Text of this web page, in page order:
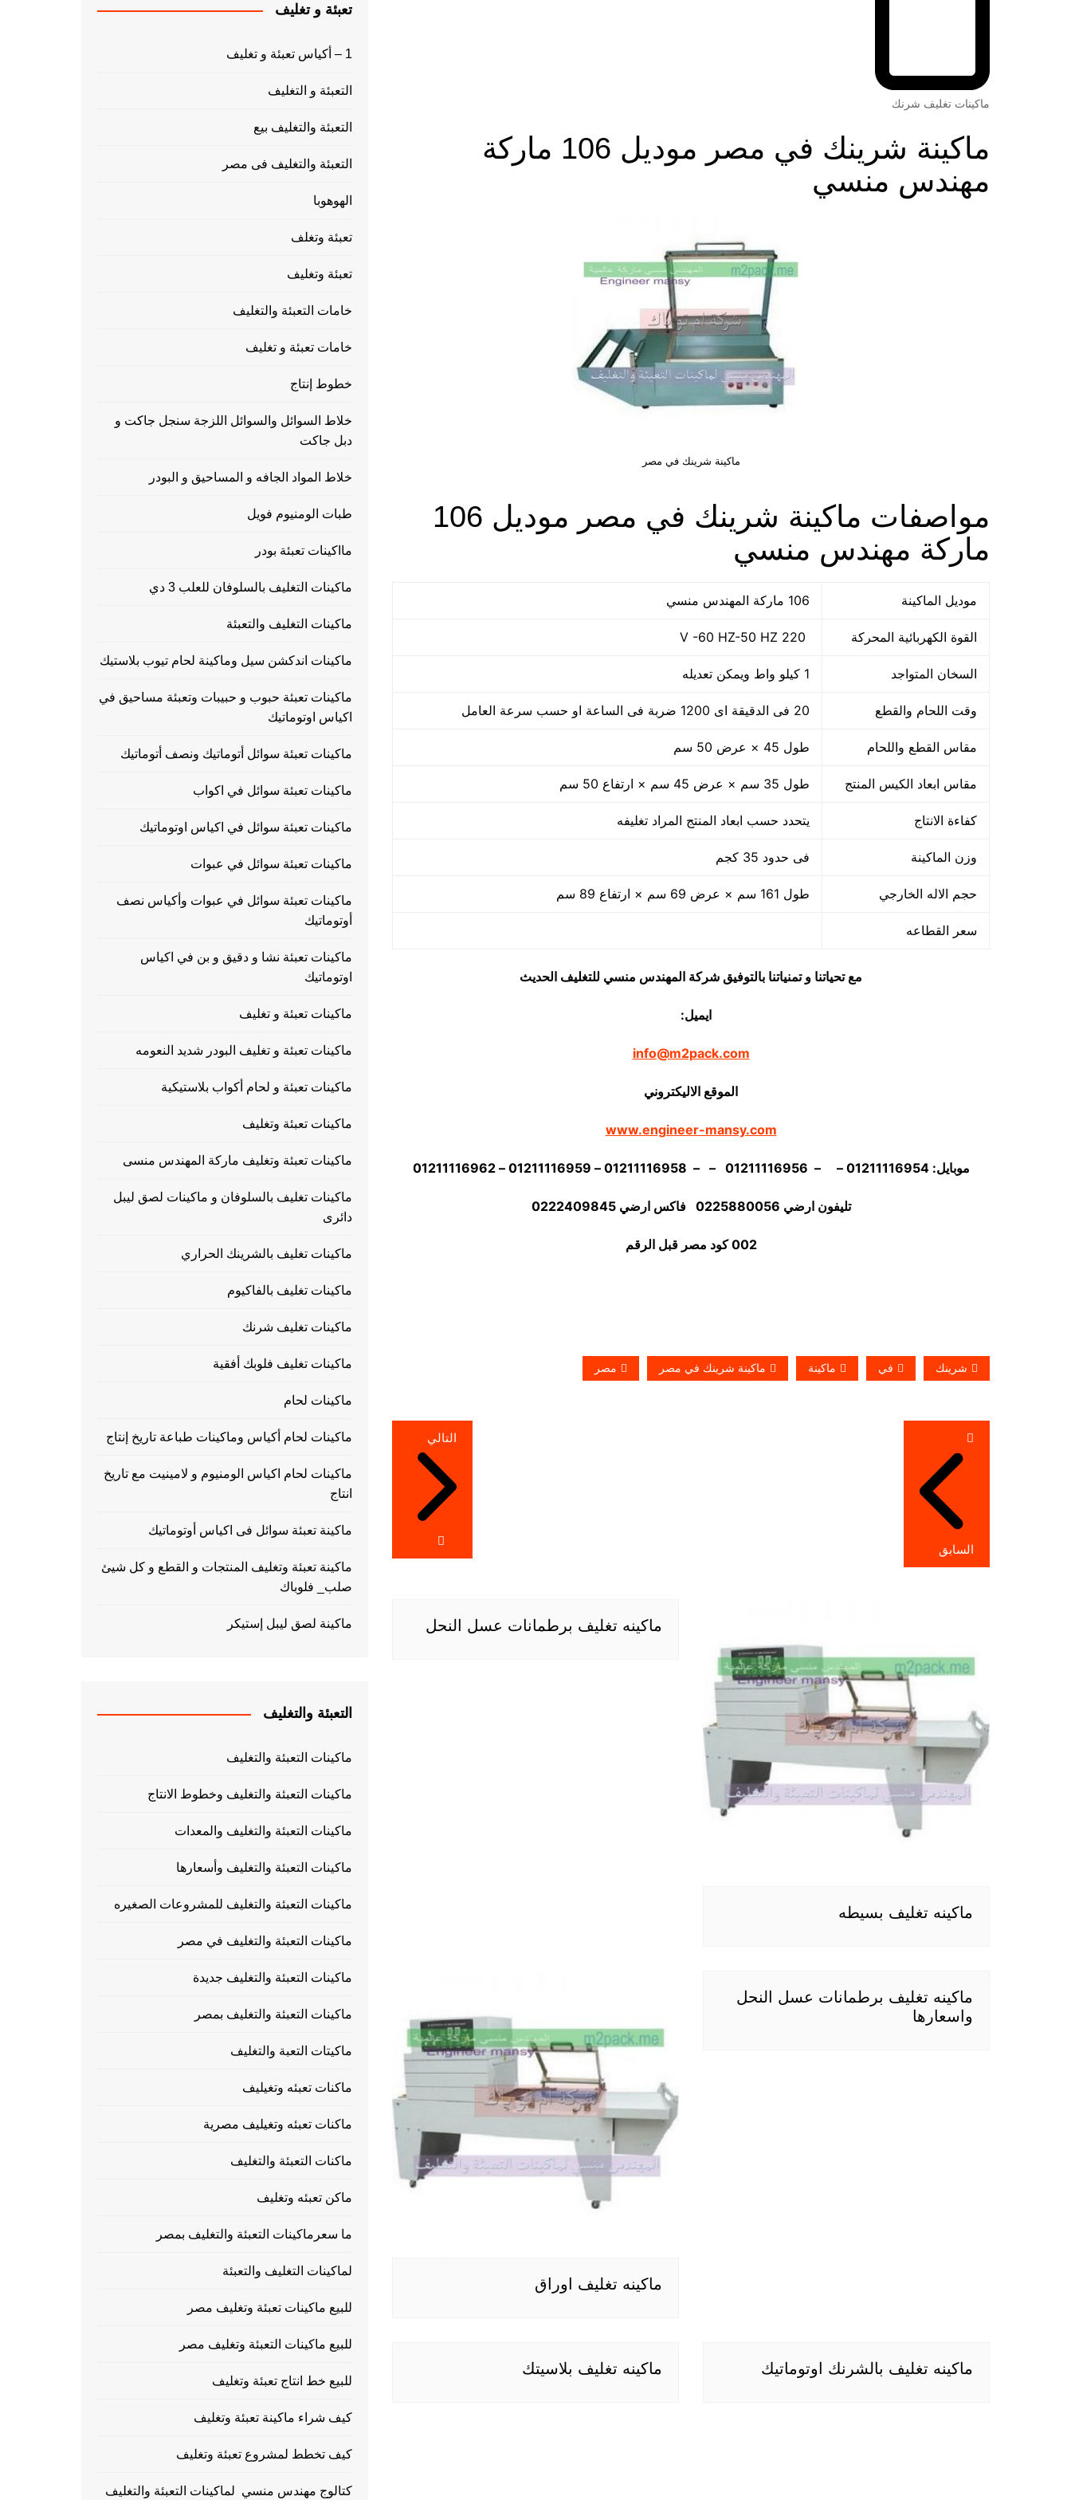
ماكينات تغليف شرنك
ماكينة شرينك في مصر موديل 106 ماركة
مهندس منسي
ماكينة شرينك في مصر
مواصفات ماكينة شرينك في مصر موديل 106
ماركة مهندس منسي
موديل الماكينة 106 ماركة المهندس منسي
القوة الكهربائية المحركة
السخان المتواجد 1 كيلو واط ويمكن تعديله
وقت اللحام والقطع 20 فى الدقيقة اى 1200 ضربة فى الساعة او حسب سرعة العامل
مقاس القطع واللحام طول 45 × عرض 50 سم
مقاس ابعاد الكيس المنتج طول 35 سم × عرض 45 سم × ارتفاع 50 سم
كفاءة الانتاج يتحدد حسب ابعاد المنتج المراد تغليفه
وزن الماكينة فى حدود 35 كجم
حجم الاله الخارجي طول 161 سم × عرض 69 سم × ارتفاع 89 سم
سعر القطاعه
مع تحياتنا و تمنياتنا بالتوفيق شركة المهندس منسي للتغليف الحديث
ايميل:
info@m2pack.com
الموقع الاليكتروني
www.engineer-mansy.com
موبايل: 01211116954 – – 01211116956 – – 01211116958 – 01211116959 – 01211116962
تليفون ارضي 0225880056 فاكس ارضي 0222409845
002 كود مصر قبل الرقم
شرينك في ماكينة ماكينة شرينك في مصر مصر
تصفّح
المقالات
السابق
التالي
ماكينه تغليف بسيطه
ماكينه تغليف برطمانات عسل النحل
ماكينه تغليف برطمانات عسل النحل
واسعارها
ماكينه تغليف اوراق
ماكينه تغليف بالشرنك اوتوماتيك ماكينه تغليف بلاسيتك
تعبئة و تغليف
1 – أكياس تعبئة و تغليف
التعبئة و التغليف
التعبئة والتغليف بيع
التعبئة والتغليف فى مصر
الهوهوبا
تعبئة وتغلف
تعبئة وتغليف
خامات التعبئة والتغليف
خامات تعبئة و تغليف
خطوط إنتاج
خلاط السوائل والسوائل اللزجة سنجل جاكت و
دبل جاكت
خلاط المواد الجافه و المساحيق و البودر
طبات الومنيوم فويل
مااكينات تعبئة بودر
ماكينات التغليف بالسلوفان للعلب 3 دي
ماكينات التغليف والتعبئة
ماكينات اندكشن سيل وماكينة لحام تيوب بلاستيك
ماكينات تعبئة حبوب و حبيبات وتعبئة مساحيق في
اكياس اوتوماتيك
ماكينات تعبئة سوائل أتوماتيك ونصف أتوماتيك
ماكينات تعبئة سوائل في اكواب
ماكينات تعبئة سوائل في اكياس اوتوماتيك
ماكينات تعبئة سوائل في عبوات
ماكينات تعبئة سوائل في عبوات وأكياس نصف
أوتوماتيك
ماكينات تعبئة نشا و دقيق و بن في اكياس
اوتوماتيك
ماكينات تعبئة و تغليف
ماكينات تعبئة و تغليف البودر شديد النعومه
ماكينات تعبئة و لحام أكواب بلاستيكية
ماكينات تعبئة وتغليف
ماكينات تعبئة وتغليف ماركة المهندس منسى
ماكينات تغليف بالسلوفان و ماكينات لصق ليبل
دائرى
ماكينات تغليف بالشرينك الحراري
ماكينات تغليف بالفاكيوم
ماكينات تغليف شرنك
ماكينات تغليف فلوبك أفقية
ماكينات لحام
ماكينات لحام أكياس وماكينات طباعة تاريخ إنتاج
ماكينات لحام اكياس الومنيوم و لامينيت مع تاريخ
انتاج
ماكينة تعبئة سوائل فى اكياس أوتوماتيك
ماكينة تعبئة وتغليف المنتجات و القطع و كل شيئ
صلب_ فلوباك
ماكينة لصق ليبل إستيكر
التعبئة والتغليف
ماكينات التعبئة والتغليف
ماكينات التعبئة والتغليف وخطوط الانتاج
ماكينات التعبئة والتغليف والمعدات
ماكينات التعبئة والتغليف وأسعارها
ماكينات التعبئة والتغليف للمشروعات الصغيره
ماكينات التعبئة والتغليف في مصر
ماكينات التعبئة والتغليف جديدة
ماكينات التعبئة والتغليف بمصر
ماكيتات التعبة والتغليف
ماكنات تعبئه وتغيليف
ماكنات تعبئه وتغيليف مصرية
ماكنات التعبئة والتغليف
ماكن تعبئه وتغليف
ما سعرماكينات التعبئة والتغليف بمصر
لماكينات التغليف والتعبئة
للبيع ماكينات تعبئة وتغليف مصر
للبيع ماكينات التعبئة وتغليف مصر
للبيع خط انتاج تعبئة وتغليف
كيف شراء ماكينة تعبئة وتغليف
كيف تخطط لمشروع تعبئة وتغليف
كتالوج مهندس منسي لماكينات التعبئة والتغليف